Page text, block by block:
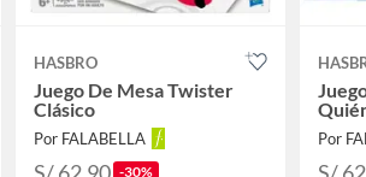
HASBRO
Juego De Mesa Twister
Clásico
Por FALABELLA
-30%
Por